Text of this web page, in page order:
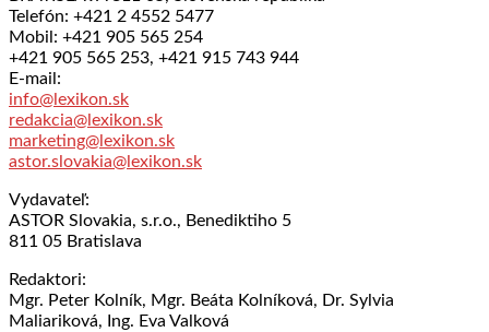
Telefón: +421 2 4552 5477
Mobil: +421 905 565 254
+421 905 565 253, +421 915 743 944
E-mail:
info@lexikon.sk
redakcia@lexikon.sk
marketing@lexikon.sk
astor.slovakia@lexikon.sk
Vydavateľ:
ASTOR Slovakia, s.r.o., Benediktiho 5
811 05 Bratislava
Redaktori:
Mgr. Peter Kolník, Mgr. Beáta Kolníková, Dr. Sylvia
Maliariková, Ing. Eva Valková